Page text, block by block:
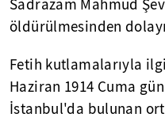
Sadrazam Mahmud
öldürülmesinden
Fetih kutlamalarıyla
Haziran 1914 Cuma
İstanbul'da bulunan